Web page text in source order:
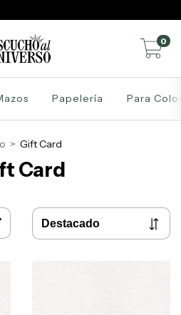
0
Papelería Para
> Gift Card
Card